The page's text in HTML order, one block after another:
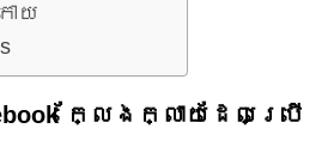
យ
ក្លែងក្លាយដែលប្រើ